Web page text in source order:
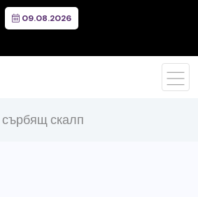
09.08.2026
сърбящ скалп